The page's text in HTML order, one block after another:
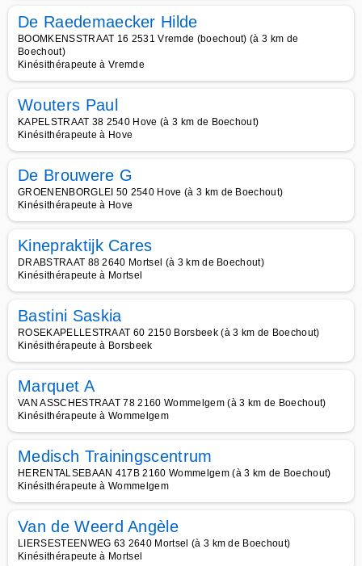
De Raedemaecker Hilde
BOOMKENSSTRAAT 16 2531 Vremde (boechout) (à 3 km de
Boechout)
Kinésithérapeute à Vremde
Wouters Paul
KAPELSTRAAT 38 2540 Hove (à 3 km de Boechout)
Kinésithérapeute à Hove
De Brouwere G
GROENENBORGLEI 50 2540 Hove (à 3 km de Boechout)
Kinésithérapeute à Hove
Kinepraktijk Cares
DRABSTRAAT 88 2640 Mortsel (à 3 km de Boechout)
Kinésithérapeute à Mortsel
Bastini Saskia
ROSEKAPELLESTRAAT 60 2150 Borsbeek (à 3 km de Boechout)
Kinésithérapeute à Borsbeek
Marquet A
VAN ASSCHESTRAAT 78 2160 Wommelgem (à 3 km de Boechout)
Kinésithérapeute à Wommelgem
Medisch Trainingscentrum
HERENTALSEBAAN 417B 2160 Wommelgem (à 3 km de Boechout)
Kinésithérapeute à Wommelgem
Van de Weerd Angèle
LIERSESTEENWEG 63 2640 Mortsel (à 3 km de Boechout)
Kinésithérapeute à Mortsel